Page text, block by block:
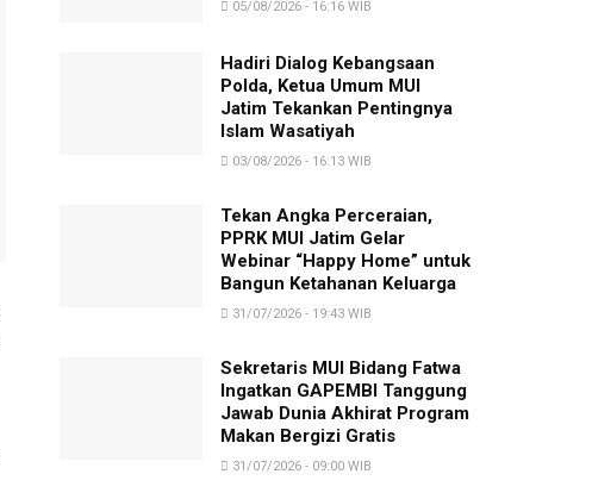
05/08/2026 - 16:16 WIB
Hadiri Dialog Kebangsaan
Polda, Ketua Umum MUI
Jatim Tekankan Pentingnya
Islam Wasatiyah
03/08/2026 - 16:13 WIB
Tekan Angka Perceraian,
PPRK MUI Jatim Gelar
Webinar “Happy Home” untuk
Bangun Ketahanan Keluarga
31/07/2026 - 19:43 WIB
Sekretaris MUI Bidang Fatwa
Ingatkan GAPEMBI Tanggung
Jawab Dunia Akhirat Program
Makan Bergizi Gratis
31/07/2026 - 09:00 WIB